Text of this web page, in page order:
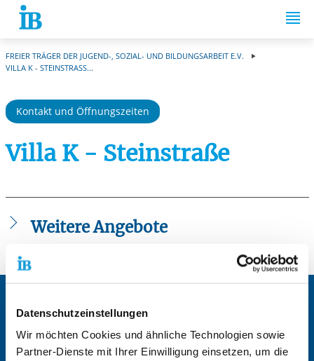
Datenschutzeinstellungen
Wir möchten Cookies und ähnliche Technologien sowie
Partner-Dienste mit Ihrer Einwilligung einsetzen, um die
Springe zum Inhalt
FREIER TRÄGER DER JUGEND-, SOZIAL- UND BILDUNGSARBEIT E.V.
VILLA K - STEINSTRASS...
Kontakt und Öffnungszeiten
Villa K - Steinstraße
Weitere Angebote
Casemanagement
Jugendmigrationsdienst (JMD) Krefeld
Zentrale IB-Websites:
Die Internationale Arbeit des IB
IB-Personalentwicklung